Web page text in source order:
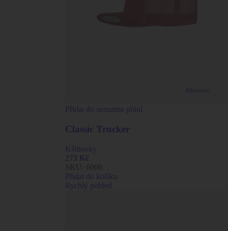
Přidat do seznamu přání
Classic Trucker
Kšiltovky
SKU: 6006
Přidat do košíku
Rychlý pohled